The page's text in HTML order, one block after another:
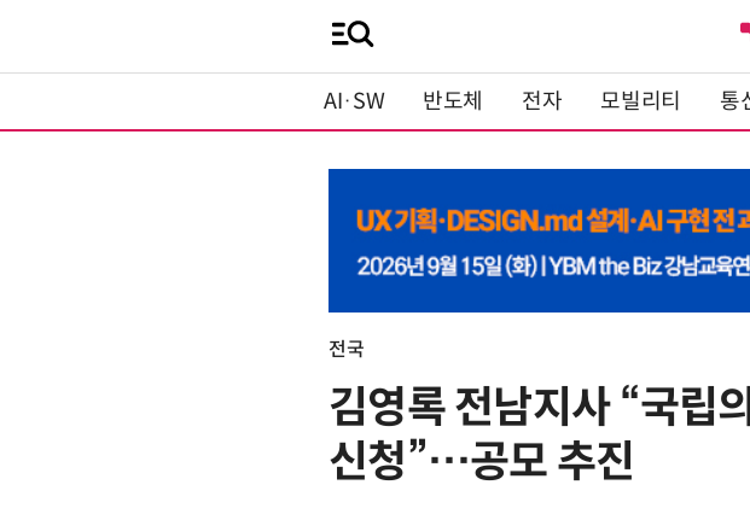
AI·SW 반도체 전자 모빌리티 통
전국
김영록 전남지사 “국립
신청”…공모 추진